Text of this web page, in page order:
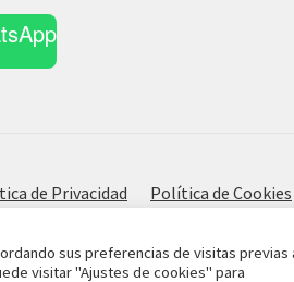
de Privacidad Política de Cookies
sus preferencias de visitas previas
visitar "Ajustes de cookies" para